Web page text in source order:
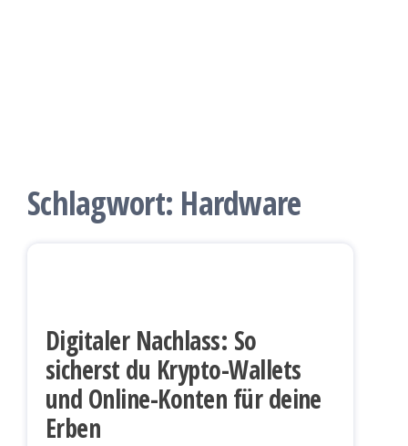
Schlagwort: Hardware
Digitaler Nachlass: So
sicherst du Krypto-Wallets
und Online-Konten für deine
Erben